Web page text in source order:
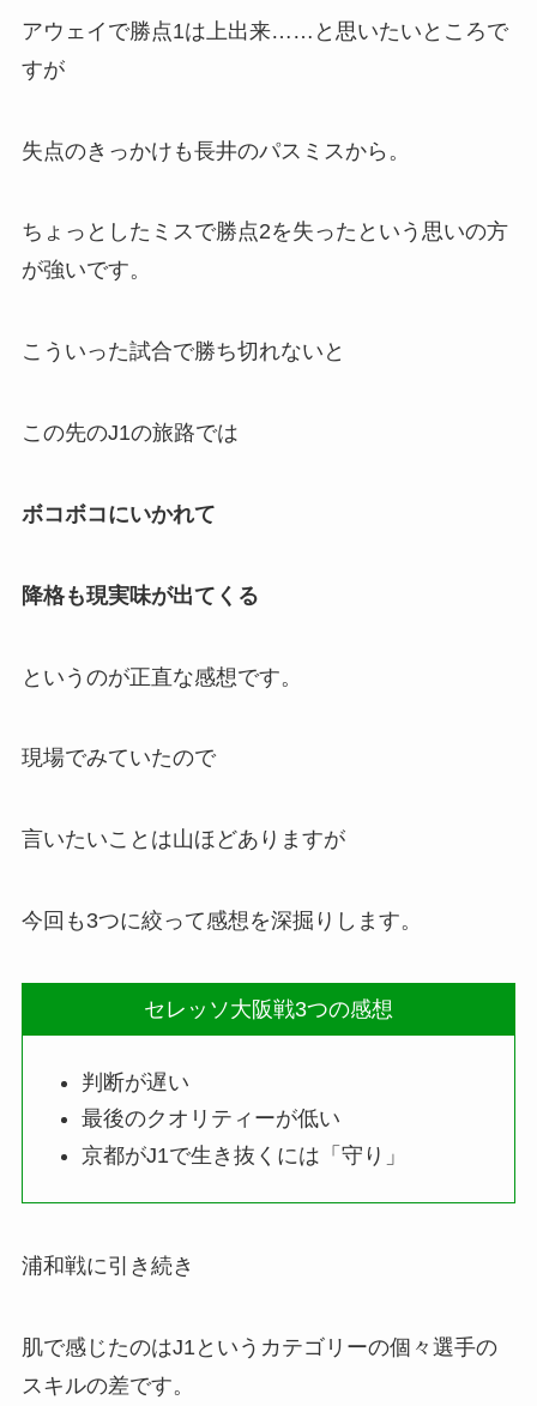
アウェイで勝点1は上出来……と思いたいところで
すが
失点のきっかけも長井のパスミスから。
ちょっとしたミスで勝点2を失ったという思いの方
が強いです。
こういった試合で勝ち切れないと
この先のJ1の旅路では
ボコボコにいかれて
降格も現実味が出てくる
というのが正直な感想です。
現場でみていたので
言いたいことは山ほどありますが
今回も3つに絞って感想を深掘りします。
セレッソ大阪戦3つの感想
判断が遅い
最後のクオリティーが低い
京都がJ1で生き抜くには「守り」
浦和戦に引き続き
肌で感じたのはJ1というカテゴリーの個々選手の
スキルの差です。